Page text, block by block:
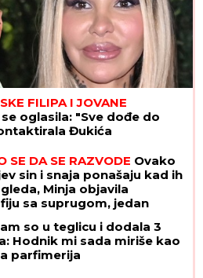
FILIPA I JOVANE
oglasila: "Sve dođe do
Đukića
SE DA SE RAZVODE Ovako
sin i snaja ponašaju kad ih
Minja objavila
sa suprugom, jedan
so u teglicu i dodala 3
Hodnik mi sada miriše kao
parfimerija